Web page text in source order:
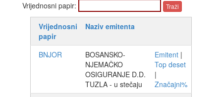
Vrijednosni papir:
Vrijednosni
papir
Naziv emitenta
BNJOR
BOSANSKO-
NJEMAČKO
OSIGURANJE D.D.
TUZLA - u stečaju
Emitent |
Top deset
|
Značajni%